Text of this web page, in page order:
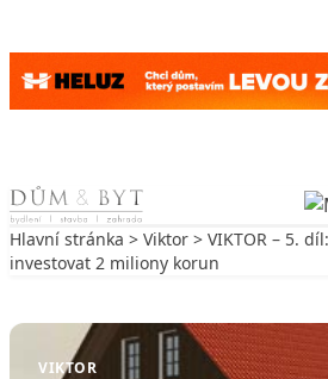
Skip to content
Hlavní stránka > Viktor > VIKTOR – 5.
investovat 2 miliony korun
VIKTOR